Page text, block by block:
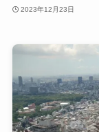
2023年12月23日